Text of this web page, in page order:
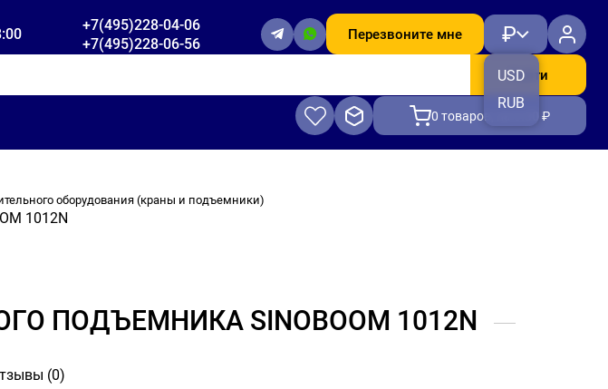
+7(495)228-04-06
+7(495)228-06-56
Перезвоните мне ₽
USD
RUB
Найти
0 товаров, на 0.00 ₽
оборудования (краны и подъемники)
1012N
ПОДЪЕМНИКА SINOBOOM 1012N
(0)